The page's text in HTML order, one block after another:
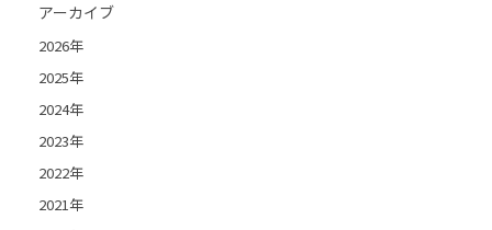
アーカイブ
2026年
2025年
2024年
2023年
2022年
2021年